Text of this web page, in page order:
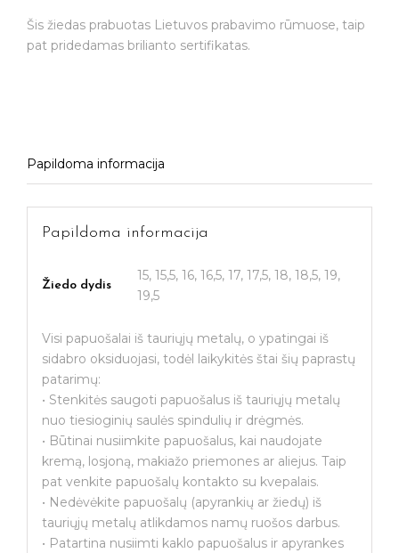
Šis žiedas prabuotas Lietuvos prabavimo rūmuose, taip
pat pridedamas brilianto sertifikatas.
Papildoma informacija
Papildoma informacija
Žiedo dydis
15, 15,5, 16, 16,5, 17, 17,5, 18, 18,5, 19,
19,5
Visi papuošalai iš tauriųjų metalų, o ypatingai iš
sidabro oksiduojasi, todėl laikykitės štai šių paprastų
patarimų:
• Stenkitės saugoti papuošalus iš tauriųjų metalų
nuo tiesioginių saulės spindulių ir drėgmės.
• Būtinai nusiimkite papuošalus, kai naudojate
kremą, losjoną, makiažo priemones ar aliejus. Taip
pat venkite papuošalų kontakto su kvepalais.
• Nedėvėkite papuošalų (apyrankių ar žiedų) iš
tauriųjų metalų atlikdamos namų ruošos darbus.
• Patartina nusiimti kaklo papuošalus ir apyrankes